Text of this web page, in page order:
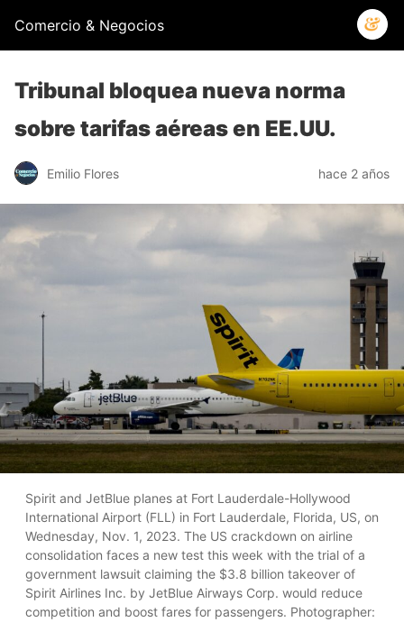
Comercio & Negocios
Tribunal bloquea nueva norma
sobre tarifas aéreas en EE.UU.
Emilio Flores hace 2 años
Spirit and JetBlue planes at Fort Lauderdale-Hollywood
International Airport (FLL) in Fort Lauderdale, Florida, US, on
Wednesday, Nov. 1, 2023. The US crackdown on airline
consolidation faces a new test this week with the trial of a
government lawsuit claiming the $3.8 billion takeover of
Spirit Airlines Inc. by JetBlue Airways Corp. would reduce
competition and boost fares for passengers. Photographer: